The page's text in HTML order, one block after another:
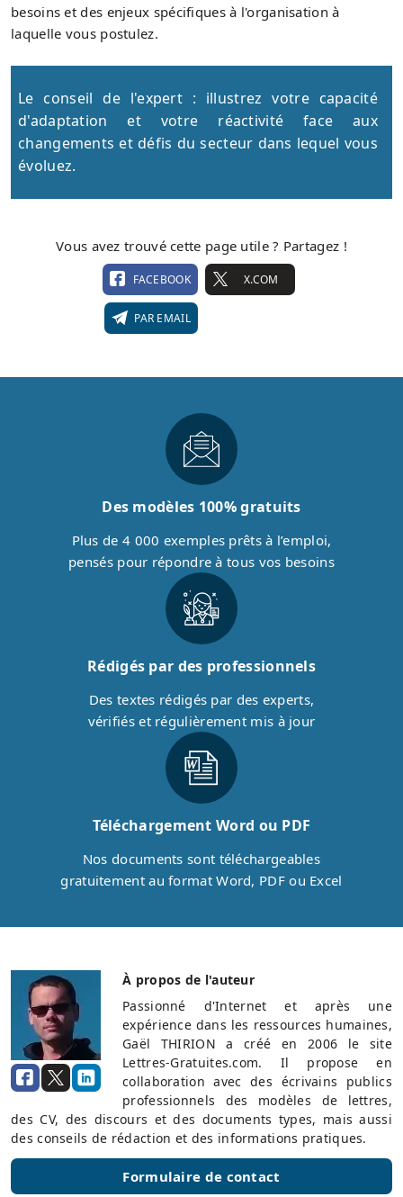
besoins et des enjeux spécifiques à l'organisation à
laquelle vous postulez.
Le conseil de l'expert : illustrez votre capacité
d'adaptation et votre réactivité face aux
changements et défis du secteur dans lequel vous
évoluez.
Vous avez trouvé cette page utile ? Partagez !
FACEBOOK X.COM
PAR EMAIL
Des modèles 100% gratuits
Plus de 4 000 exemples prêts à l’emploi,
pensés pour répondre à tous vos besoins
Rédigés par des professionnels
Des textes rédigés par des experts,
vérifiés et régulièrement mis à jour
Téléchargement Word ou PDF
Nos documents sont téléchargeables
gratuitement au format Word, PDF ou Excel
À propos de l'auteur
Passionné d'Internet et après une
expérience dans les ressources humaines,
Gaël THIRION a créé en 2006 le site
Lettres-Gratuites.com. Il propose en
collaboration avec des écrivains publics
professionnels des modèles de lettres,
des CV, des discours et des documents types, mais aussi
des conseils de rédaction et des informations pratiques.
Formulaire de contact